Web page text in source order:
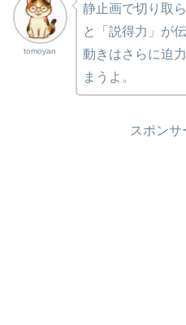
tomoyan
静止画で切り取
と「説得力」が
動きはさらに迫
まうよ。
スポンサ